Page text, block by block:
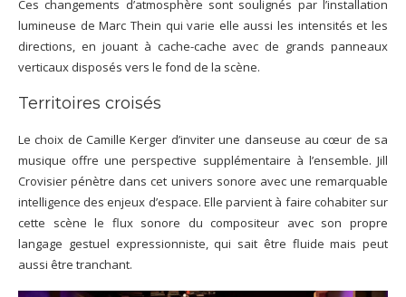
Ces changements d’atmosphère sont soulignés par l’installation
lumineuse de Marc Thein qui varie elle aussi les intensités et les
directions, en jouant à cache-cache avec de grands panneaux
verticaux disposés vers le fond de la scène.
Territoires croisés
Le choix de Camille Kerger d’inviter une danseuse au cœur de sa
musique offre une perspective supplémentaire à l’ensemble. Jill
Crovisier pénètre dans cet univers sonore avec une remarquable
intelligence des enjeux d’espace. Elle parvient à faire cohabiter sur
cette scène le flux sonore du compositeur avec son propre
langage gestuel expressionniste, qui sait être fluide mais peut
aussi être tranchant.